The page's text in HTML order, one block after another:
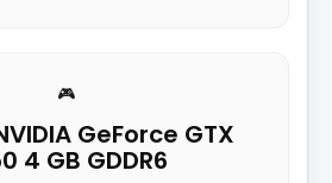
🎮
GeForce GTX
4 GB GDDR6